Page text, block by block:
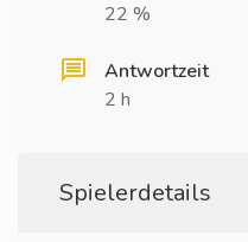
22 %
Antwortzeit
2 h
Spielerdetails